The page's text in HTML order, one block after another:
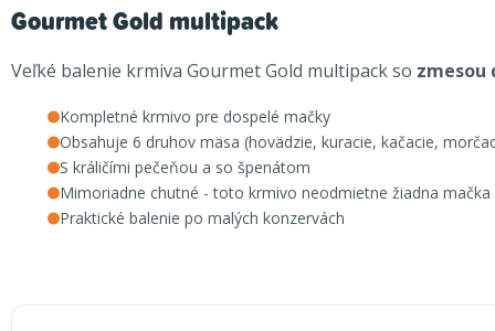
Gourmet Gold multipack
Veľké balenie krmiva Gourmet Gold multipack so zmesou
Kompletné krmivo pre dospelé mačky
Obsahuje 6 druhov mäsa (hovädzie, kuracie, kačacie,
S králičími pečeňou a so špenátom
Mimoriadne chutné - toto krmivo neodmietne žiadna mačka
Praktické balenie po malých konzervách